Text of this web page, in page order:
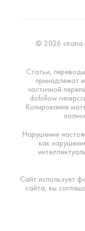
© 2026 strana-
Статьи,
принадлежат
частичной
dofollow
Копирование
Нарушение
как
Сайт использует
сайта, вы